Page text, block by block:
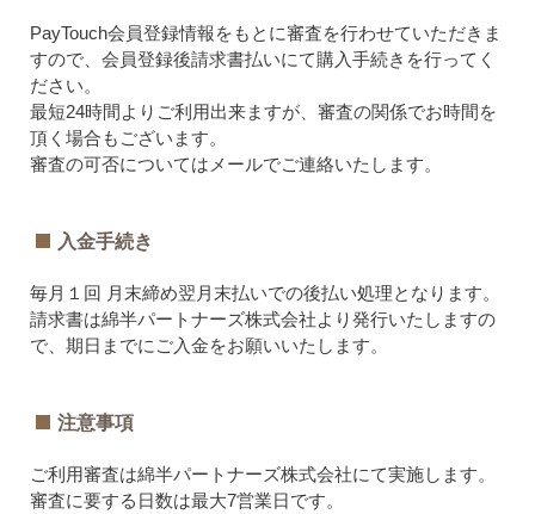
PayTouch会員登録情報をもとに審査を行わせていただきま
すので、会員登録後請求書払いにて購入手続きを行ってく
ださい。
最短24時間よりご利用出来ますが、審査の関係でお時間を
頂く場合もございます。
審査の可否についてはメールでご連絡いたします。
入金手続き
毎月１回 月末締め翌月末払いでの後払い処理となります。
請求書は綿半パートナーズ株式会社より発行いたしますの
で、期日までにご入金をお願いいたします。
注意事項
ご利用審査は綿半パートナーズ株式会社にて実施します。
審査に要する日数は最大7営業日です。